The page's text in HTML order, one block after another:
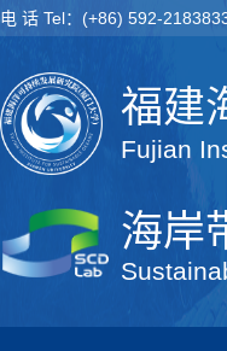
电 话 Tel：(+86) 592-
福建
Fujian
海岸